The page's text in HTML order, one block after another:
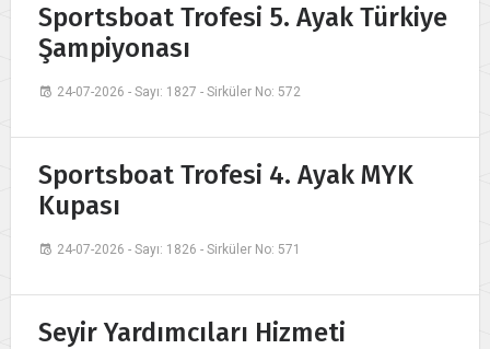
Sportsboat Trofesi 5. Ayak Türkiye
Şampiyonası
24-07-2026 - Sayı: 1827 - Sirküler No: 572
Sportsboat Trofesi 4. Ayak MYK
Kupası
24-07-2026 - Sayı: 1826 - Sirküler No: 571
Seyir Yardımcıları Hizmeti